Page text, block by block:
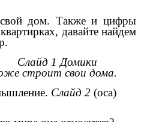
дом. Также и цифры
давайте найдем
Слайд 1 Домики
строит свои дома.
Слайд 2 (оса)